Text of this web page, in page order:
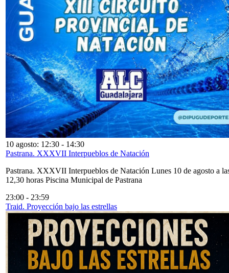
10 agosto: 12:30 - 14:30
Pastrana. XXXVII Interpueblos de Natación
Pastrana. XXXVII Interpueblos de Natación Lunes 10 de agosto a
12,30 horas Piscina Municipal de Pastrana
23:00 - 23:59
Traid. Proyección bajo las estrellas